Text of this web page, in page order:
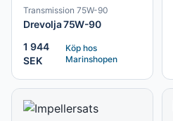
Transmission 75W-90
Drevolja 75W-90
1 944
SEK
Köp hos
Marinshopen